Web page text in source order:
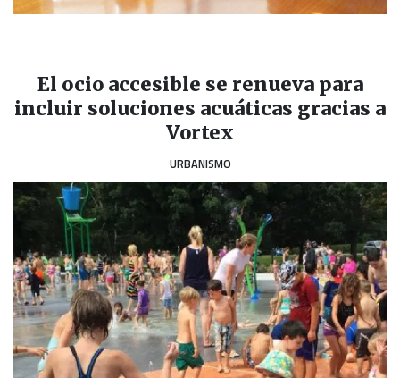
El ocio accesible se renueva para
incluir soluciones acuáticas gracias a
Vortex
URBANISMO